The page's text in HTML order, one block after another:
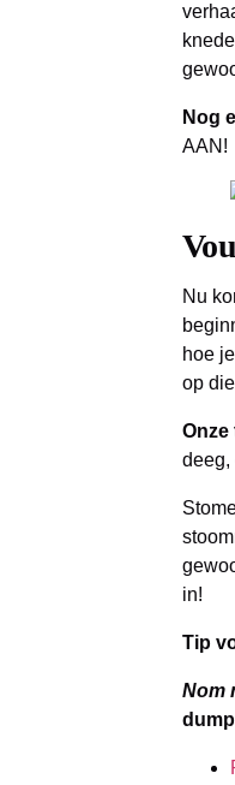
Nog
AAN!
Nu
hoe
op
Onze
deeg,
in!
Tip
Nom